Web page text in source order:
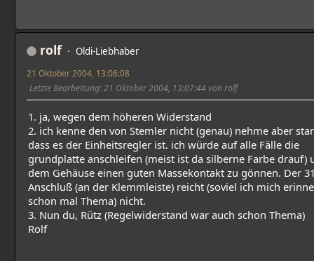
rolf Oldi-Liebhaber
21 Oktober 2004, 13:06:08
Letzte Bearbeitung: 21 Oktober 2004, 13:07:44 von rolf
1. ja, wegen dem höheren Widerstand
2. ich kenne den von Stemler nicht (genau) nehme aber
dass es der Einheitsregler ist. ich würde auf alle Fälle die
grundplatte anschleifen (meist ist da silberne Farbe drauf)
dem Gehäuse einen guten Massekontakt zu gönnen. Der
Anschluß (an der Klemmleiste) reicht (soviel ich mich
schon mal Thema) nicht.
3. Nun du, Rütz (Regelwiderstand war auch schon Thema)
Rolf